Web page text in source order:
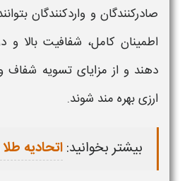
صادرکنندگان و واردکنندگان
اطمینان کامل، شفافیت بالا و
دهند و از مزایای تسویه شفاف
ارزیبهره‌ مند شوند.
بیشتر بخوانید:اتحادیه